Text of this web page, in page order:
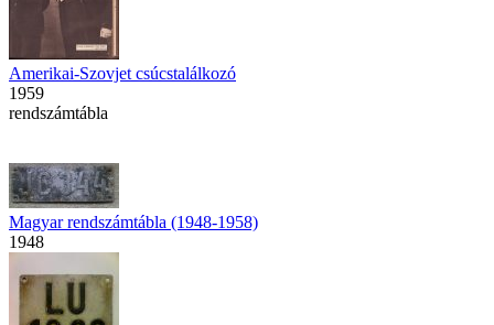
Amerikai-Szovjet csúcstalálkozó
1959
rendszámtábla
Magyar rendszámtábla (1948-1958)
1948